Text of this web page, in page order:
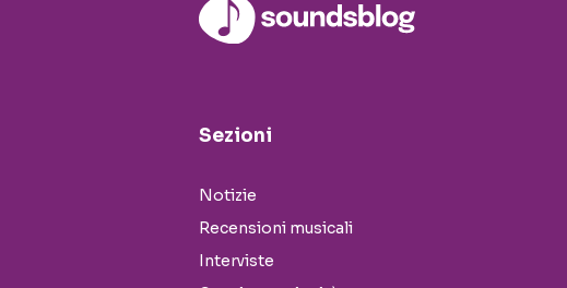
Sezioni
Notizie
Recensioni musicali
Interviste